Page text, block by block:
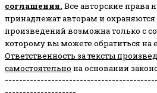
соглашения. Все авторские права
принадлежат авторам и охраняются
произведений возможна только с
которому вы можете обратиться на
Ответственность за тексты
самостоятельно на основании